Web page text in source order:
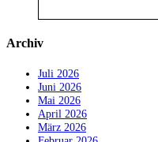
Archiv
Juli 2026
Juni 2026
Mai 2026
April 2026
März 2026